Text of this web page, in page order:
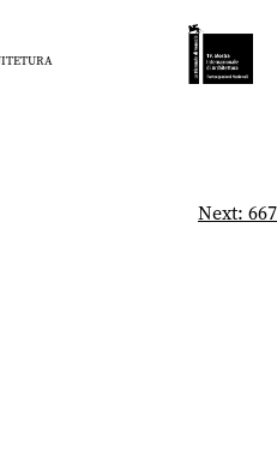
Next: 667